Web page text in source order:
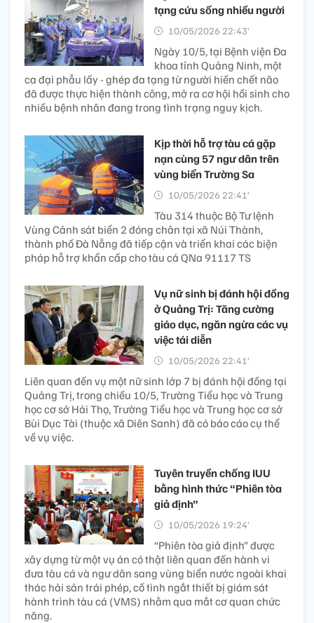
tạng cứu sống nhiều người
10/05/2026 22:43’
Ngày 10/5, tại Bệnh viện Đa
khoa tỉnh Quảng Ninh, một
ca đại phẫu lấy - ghép đa tạng từ người hiến chết não
đã được thực hiện thành công, mở ra cơ hội hồi sinh cho
nhiều bệnh nhân đang trong tình trạng nguy kịch.
Kịp thời hỗ trợ tàu cá gặp
nạn cùng 57 ngư dân trên
vùng biển Trường Sa
10/05/2026 22:41’
Tàu 314 thuộc Bộ Tư lệnh
Vùng Cảnh sát biển 2 đóng chân tại xã Núi Thành,
thành phố Đà Nẵng đã tiếp cận và triển khai các biện
pháp hỗ trợ khẩn cấp cho tàu cá QNa 91117 TS
Vụ nữ sinh bị đánh hội đồng
ở Quảng Trị: Tăng cường
giáo dục, ngăn ngừa các vụ
việc tái diễn
10/05/2026 22:41’
Liên quan đến vụ một nữ sinh lớp 7 bị đánh hội đồng tại
Quảng Trị, trong chiều 10/5, Trường Tiểu học và Trung
học cơ sở Hải Thọ, Trường Tiểu học và Trung học cơ sở
Bùi Dục Tài (thuộc xã Diên Sanh) đã có báo cáo cụ thể
về vụ việc.
Tuyên truyền chống IUU
bằng hình thức “Phiên tòa
giả định”
10/05/2026 19:24’
“Phiên tòa giả định” được
xây dựng từ một vụ án có thật liên quan đến hành vi
đưa tàu cá và ngư dân sang vùng biển nước ngoài khai
thác hải sản trái phép, cố tình ngắt thiết bị giám sát
hành trình tàu cá (VMS) nhằm qua mắt cơ quan chức
năng.